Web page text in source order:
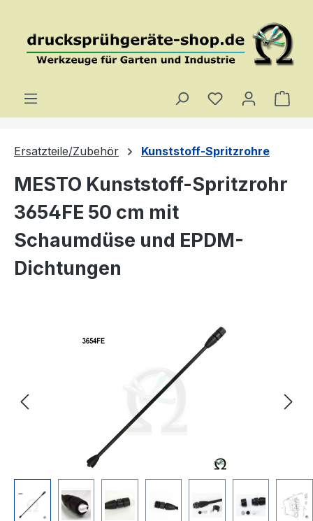
Du hast 0
Ersatzteile/Zubehör Kunststoff-Spritzrohre
MESTO Kunststoff-Spritzrohr
3654FE 50 cm mit
Schaumdüse und EPDM-
Dichtungen